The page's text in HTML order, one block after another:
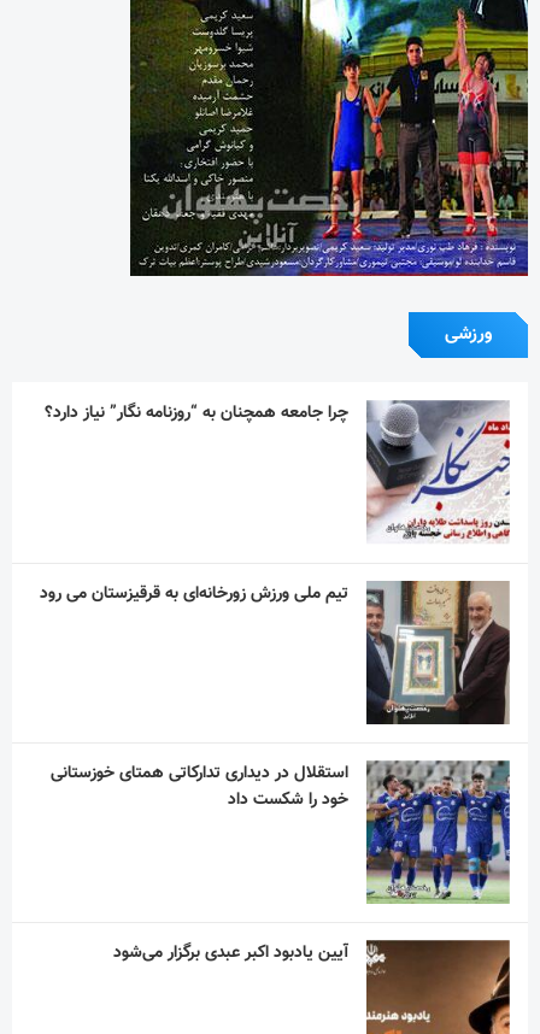
ورزشی
چرا جامعه همچنان به “روزنامه نگار” نیاز دارد؟
تیم ملی ورزش زورخانه‌ای به قرقیزستان می رود
استقلال در دیداری تدارکاتی همتای خوزستانی
خود را شکست داد
آیین یادبود اکبر عبدی برگزار می‌شود